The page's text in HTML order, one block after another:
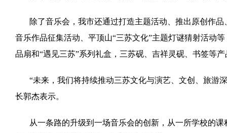
除了音乐会，我市还通过打造主题活动、推出原创作
音乐作品征集活动、平顶山“三苏文化”主题灯谜猜射活动
品扇和“遇见三苏”系列礼盒，三苏砚、吉祥灵砚、书签等
“未来，我们将持续推动三苏文化与演艺、文创、旅游
长郭杰表示。
从一条路的升级到一场音乐会的创新，从一所学校的